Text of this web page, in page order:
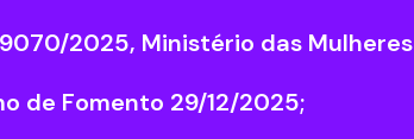
2025, Ministério das Mulheres
de Fomento 29/12/2025;